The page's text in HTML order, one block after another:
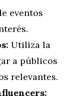
eventos
Utiliza la
a públicos
relevantes.